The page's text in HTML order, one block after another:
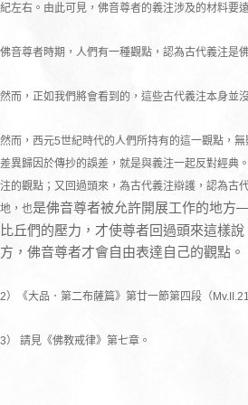
紀左右。由此可見，佛音尊者的義注涉及的材料要
佛音尊者時期，人們有一種觀點，認為古代義注是
然而，正如我們將會看到的，這些古代義注本身並
然而，西元5世紀時代的人們所持有的這一觀點，
差異歸因於傳抄的誤差，就是與義注一起反對經典
注的觀點；又回過頭來，為古代義注辯護，認為古
地，也是佛音尊者被允許開展工作的地方
比丘們的壓力，才使尊者回過頭來這樣
方，佛音尊者才會自由表達自己的觀點。
2）《大品．第二布薩篇》第廿一節第四段（
3） 請見《佛教戒律》第七章。